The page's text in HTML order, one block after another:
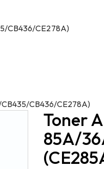
CB436/CE278A)
CB436/CE278A)
Toner
85A/